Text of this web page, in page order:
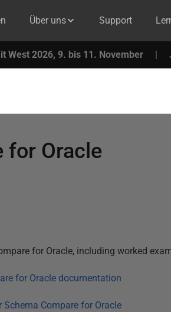
Über uns Support
West 2026, 9. bis 11. November |
for Oracle
for Oracle, including worked
for Oracle documentation
Schema Compare for Oracle